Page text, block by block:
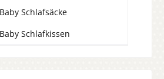
Schlafsäcke
Schlafkissen